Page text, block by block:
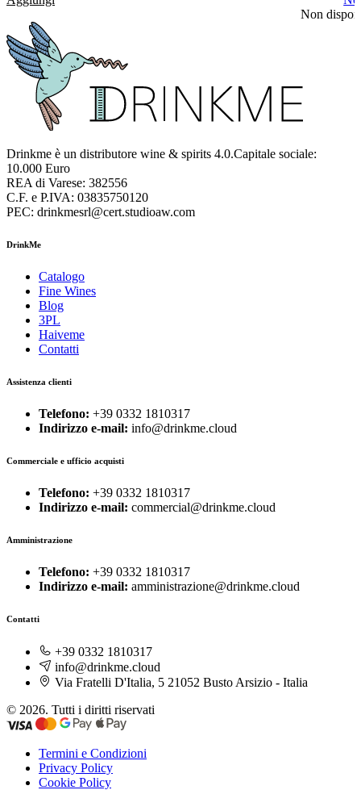
Non
Drinkme è un distributore wine & spirits 4.0.Capitale sociale:
10.000 Euro
REA di Varese: 382556
C.F. e P.IVA: 03835750120
PEC: drinkmesrl@cert.studioaw.com
DrinkMe
Catalogo
Fine Wines
Blog
3PL
Haiveme
Contatti
Assistenza clienti
Telefono: +39 0332 1810317
Indirizzo e-mail: info@drinkme.cloud
Commerciale e ufficio acquisti
Telefono: +39 0332 1810317
Indirizzo e-mail: commercial@drinkme.cloud
Amministrazione
Telefono: +39 0332 1810317
Indirizzo e-mail: amministrazione@drinkme.cloud
Contatti
+39 0332 1810317
info@drinkme.cloud
Via Fratelli D'Italia, 5 21052 Busto Arsizio - Italia
© 2026. Tutti i diritti riservati
Termini e Condizioni
Privacy Policy
Cookie Policy